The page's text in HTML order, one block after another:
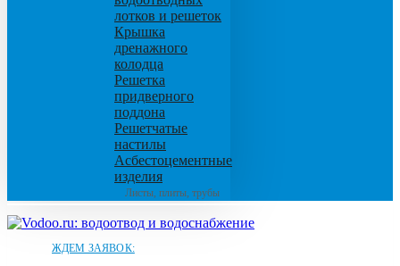
лотков и решеток
Крышка
дренажного
колодца
Решетка
придверного
поддона
Решетчатые
настилы
Асбестоцементные
изделия
Листы, плиты, трубы
ЖДЕМ ЗАЯВОК: